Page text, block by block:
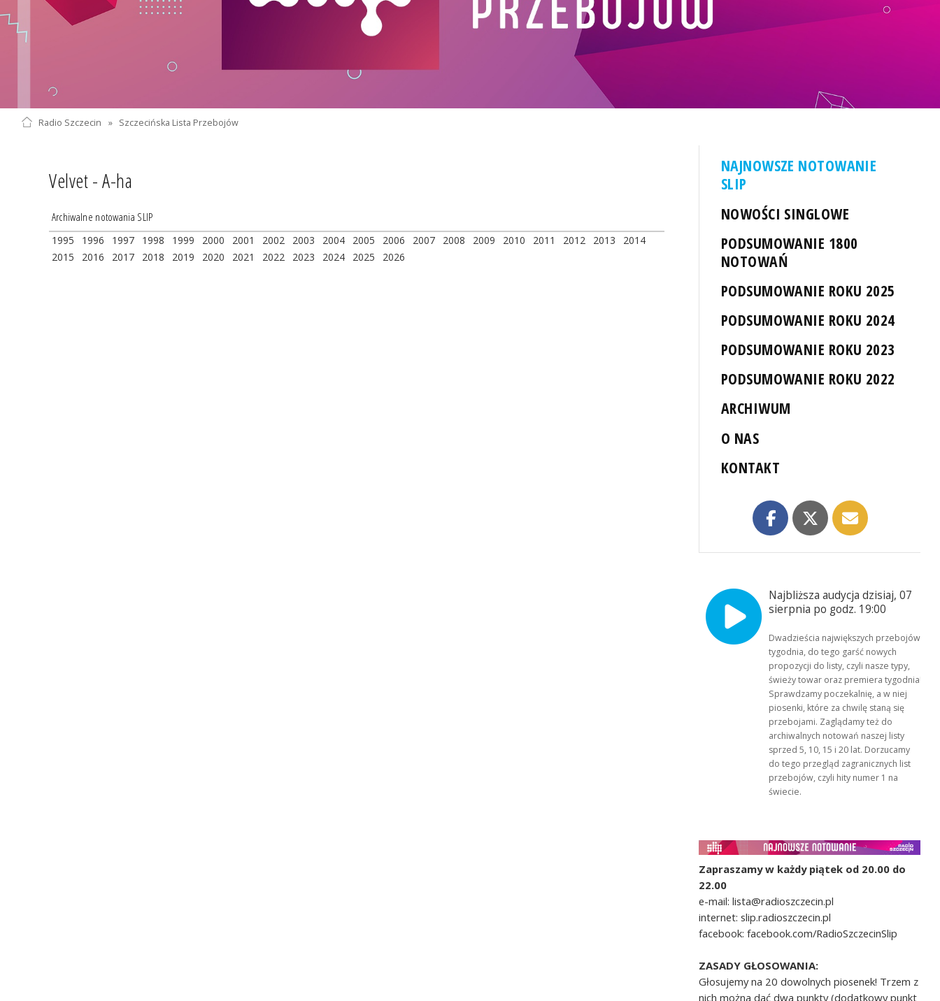
Radio Szczecin » Szczecińska Lista Przebojów
Velvet - A-ha
Archiwalne notowania SLIP
1995 1996 1997 1998 1999 2000 2001 2002 2003 2004 2005 2006 2007 2008 2009 2010 2011 2012 2013
2014
2015
2016 2017 2018 2019 2020 2021 2022 2023 2024 2025 2026
NAJNOWSZE NOTOWANIE
SLIP
NOWOŚCI SINGLOWE
PODSUMOWANIE 1800
NOTOWAŃ
PODSUMOWANIE ROKU 2025
PODSUMOWANIE ROKU 2024
PODSUMOWANIE ROKU 2023
PODSUMOWANIE ROKU 2022
ARCHIWUM
O NAS
KONTAKT
Najbliższa audycja dzisiaj, 07
sierpnia po godz. 19:00
Dwadzieścia największych przebojów
tygodnia, do tego garść nowych
propozycji do listy, czyli nasze typy,
świeży towar oraz premiera tygodnia!
Sprawdzamy poczekalnię, a w niej
piosenki, które za chwilę staną się
przebojami. Zaglądamy też do
archiwalnych notowań naszej listy
sprzed 5, 10, 15 i 20 lat. Dorzucamy
do tego przegląd zagranicznych list
przebojów, czyli hity numer 1 na
świecie.
Zapraszamy w każdy piątek od 20.00 do
22.00
e-mail: lista@radioszczecin.pl
internet: slip.radioszczecin.pl
facebook: facebook.com/RadioSzczecinSlip
ZASADY GŁOSOWANIA:
Głosujemy na 20 dowolnych piosenek! Trzem z
nich można dać dwa punkty (dodatkowy punkt